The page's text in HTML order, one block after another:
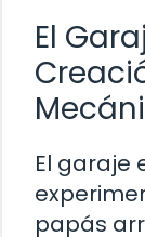
El
El garaje
papás